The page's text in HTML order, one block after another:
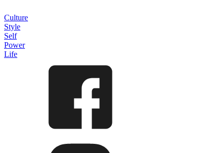
Culture
Style
Self
Power
Life